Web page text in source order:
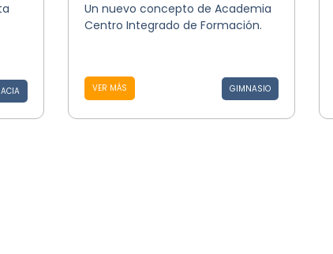
Un nuevo concepto de Academia
Centro Integrado de Formación.
VER MÁS GIMNASIO